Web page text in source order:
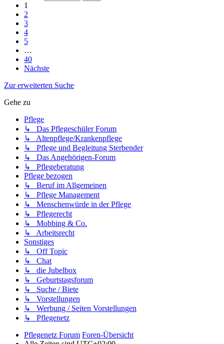
1
2
3
4
5
…
40
Nächste
Zur erweiterten Suche
Gehe zu
Pflege
↳ Das Pflegeschüler Forum
↳ Altenpflege/Krankenpflege
↳ Pflege und Begleitung Sterbender
↳ Das Angehörigen-Forum
↳ Pflegeberatung
Pflege bezogen
↳ Beruf im Allgemeinen
↳ Pflege Management
↳ Menschenwürde in der Pflege
↳ Pflegerecht
↳ Mobbing & Co.
↳ Arbeitsrecht
Sonstiges
↳ Off Topic
↳ Chat
↳ die Jubelbox
↳ Geburtstagsforum
↳ Suche / Biete
↳ Vorstellungen
↳ Werbung / Seiten Vorstellungen
↳ Pflegenetz
Pflegenetz Forum Foren-Übersicht